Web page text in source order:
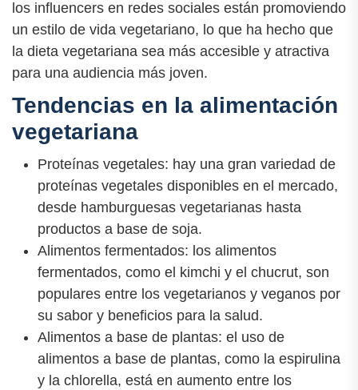
los influencers en redes sociales están promoviendo
un estilo de vida vegetariano, lo que ha hecho que
la dieta vegetariana sea más accesible y atractiva
para una audiencia más joven.
Tendencias en la alimentación
vegetariana
Proteínas vegetales: hay una gran variedad de
proteínas vegetales disponibles en el mercado,
desde hamburguesas vegetarianas hasta
productos a base de soja.
Alimentos fermentados: los alimentos
fermentados, como el kimchi y el chucrut, son
populares entre los vegetarianos y veganos por
su sabor y beneficios para la salud.
Alimentos a base de plantas: el uso de
alimentos a base de plantas, como la espirulina
y la chlorella, está en aumento entre los